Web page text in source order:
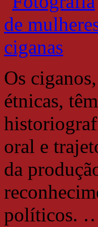
Os
étnicas,
oral e
da
políticos.